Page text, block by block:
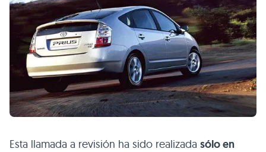
Esta llamada a revisión ha sido realizada sólo en